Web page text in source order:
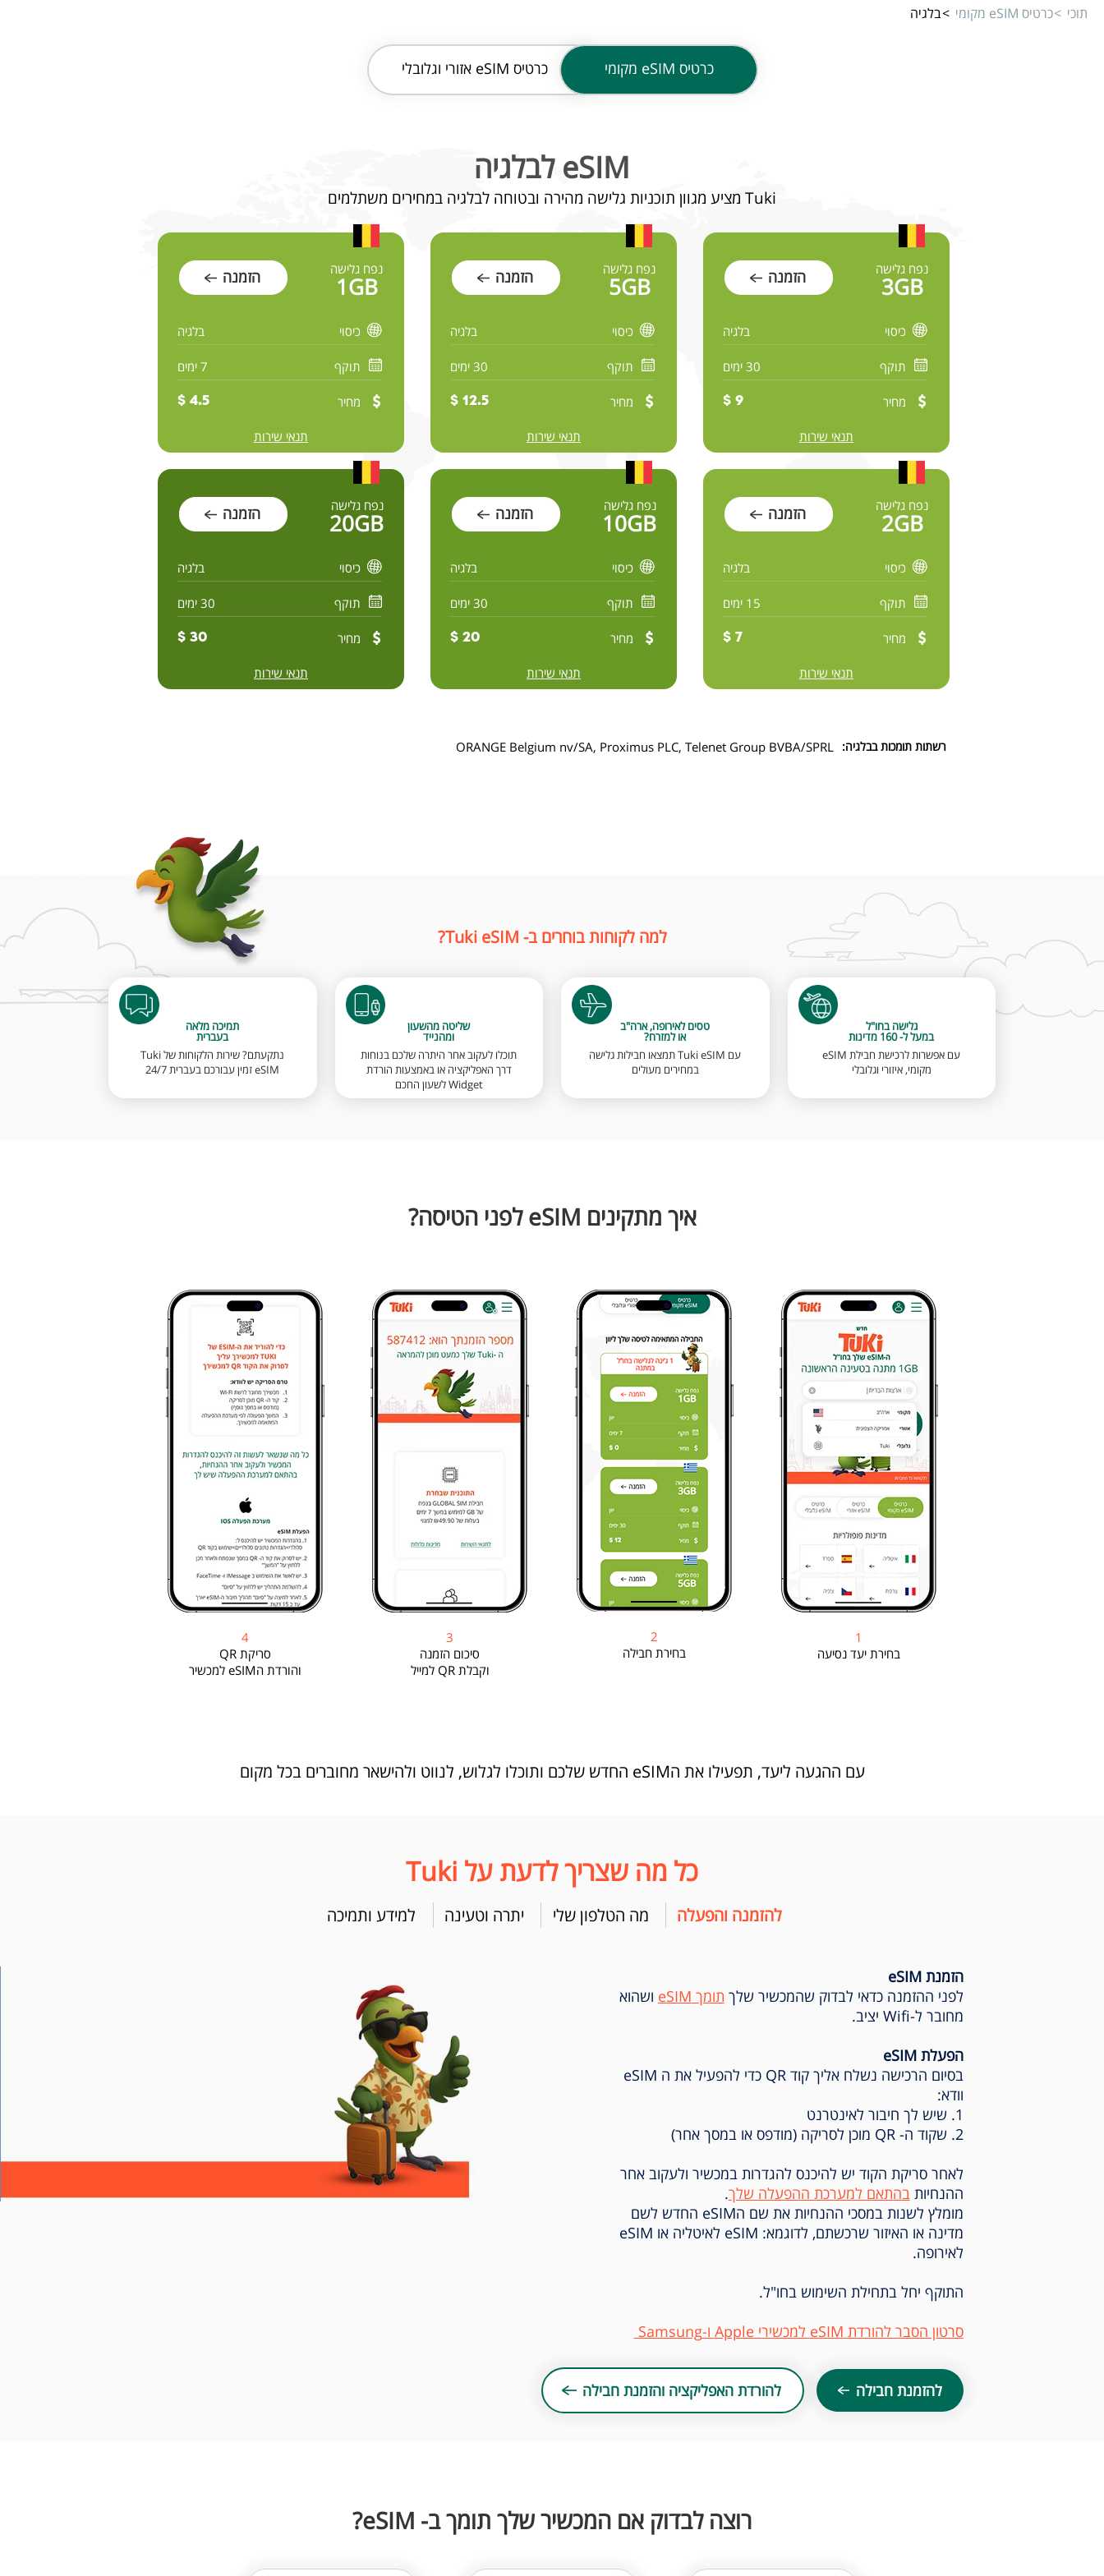
תוכי כרטיס eSIM מקומי בלגיה
כרטיס כרטיס
eSIM לבלגיה
Tuki מציע מגוון תוכניות גלישה מהירה ובטוחה לבלגיה במחירים משתלמים
נפח גלישה
3GB הזמנה
כיסוי בלגיה
תוקף 30 ימים
מחיר 9 $
תנאי שירות
נפח גלישה
5GB הזמנה
כיסוי בלגיה
תוקף 30 ימים
מחיר 12.5 $
תנאי שירות
נפח גלישה
1GB הזמנה
כיסוי בלגיה
תוקף 7 ימים
מחיר 4.5 $
תנאי שירות
נפח גלישה
2GB הזמנה
כיסוי בלגיה
תוקף 15 ימים
מחיר 7 $
תנאי שירות
נפח גלישה
10GB הזמנה
כיסוי בלגיה
תוקף 30 ימים
מחיר 20 $
תנאי שירות
נפח גלישה
20GB הזמנה
כיסוי בלגיה
תוקף 30 ימים
מחיר 30 $
תנאי שירות
רשתות תומכות בבלגיה: ORANGE Belgium nv/SA, Proximus PLC, Telenet Group BVBA/SPRL
למה לקוחות בוחרים ב- Tuki eSIM?
גלישה בחו"ל
במעל ל- 160 מדינות
עם אפשרות לרכישת חבילת eSIM
מקומי, איזורי וגלובלי
טסים לאירופה, ארה"ב
או למזרח?
עם Tuki eSIM תמצאו חבילות גלישה
במחירים מעולים
שליטה מהשעון
ומהנייד
תוכלו לעקוב אחר היתרה שלכם בנוחות
דרך האפליקציה או באמצעות הורדת
Widget לשעון החכם
תמיכה מלאה
בעברית
נתקעתם? שירות הלקוחות של Tuki
eSIM זמין עבורכם בעברית 24/7
איך מתקינים eSIM לפני הטיסה?
1
בחירת יעד נסיעה
2
בחירת חבילה
3
סיכום הזמנה
וקבלת QR למייל
4
סריקת QR
והורדת הeSIM למכשיר
עם ההגעה ליעד, תפעילו את הeSIM החדש שלכם ותוכלו לגלוש, לנווט ולהישאר מחוברים בכל מקום
כל מה שצריך לדעת על Tuki
להזמנה והפעלה מה הטלפון שלי יתרה וטעינה למידע ותמיכה
הזמנת eSIM
לפני ההזמנה כדאי לבדוק שהמכשיר שלך תומך eSIM
ושהוא
מחובר ל-Wifi יציב.
הפעלת eSIM
בסיום הרכישה נשלח אליך קוד QR כדי להפעיל את ה eSIM
וודא:
1. שיש לך חיבור לאינטרנט
2. שקוד ה- QR מוכן לסריקה (מודפס או במסך אחר)
לאחר סריקת הקוד יש להיכנס להגדרות במכשיר ולעקוב אחר
ההנחיותבהתאם למערכת ההפעלה שלך.
מומלץ לשנות במסכי ההנחיות את שם הeSIM החדש לשם
מדינה או האיזור שרכשתם, לדוגמא: eSIM לאיטליה או eSIM
לאירופה.
התוקף יחל בתחילת השימוש בחו"ל.
סרטון הסבר להורדת eSIM למכשירי Apple ו-Samsung
להזמנת חבילה להורדת האפליקציה והזמנת חבילה
רוצה לבדוק אם המכשיר שלך תומך ב- eSIM?